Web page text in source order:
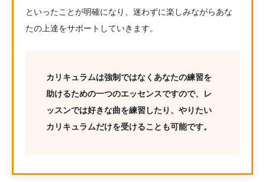
といったことが明確になり、迷わずに楽しみながらあな
たの上達をサポートしていきます。
カリキュラムは強制ではなくあなたの練習を
助けるための一つのエッセンスですので、レ
ッスンでは好きな曲を練習したり、やりたい
カリキュラムだけを受けることも可能です。